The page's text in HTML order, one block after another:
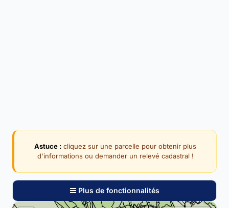
Astuce : cliquez sur une parcelle pour obtenir plus
d'informations ou demander un relevé cadastral !
Plus de fonctionnalités